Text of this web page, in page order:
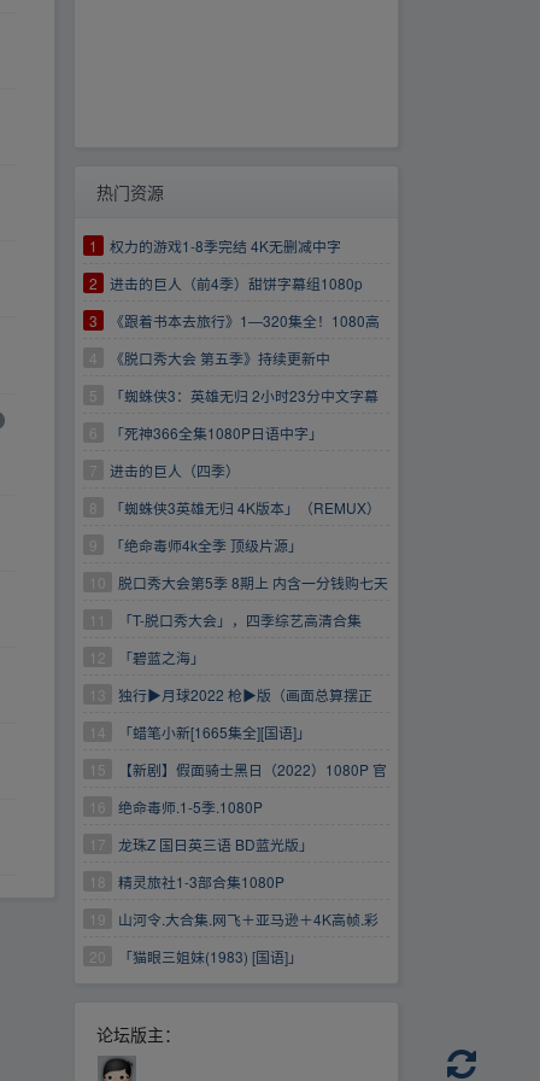
热门资源
1
权力的游戏1-8季完结 4K无删减中字
2
进击的巨人（前4季）甜饼字幕组1080p
3
《跟着书本去旅行》1—320集全！1080高
清画质！
4
《脱口秀大会 第五季》持续更新中
https://www.aliyundrive.com/s/EzCfXDfTXB7
5
「蜘蛛侠3：英雄无归 2小时23分中文字幕
版 18.5G」
6
「死神366全集1080P日语中字」
7
进击的巨人（四季）
8
「蜘蛛侠3英雄无归 4K版本」（REMUX）
9
「绝命毒师4k全季 顶级片源」
10
脱口秀大会第5季 8期上 内含一分钱购七天
云盘会员(限时速领）
https://www.aliyundrive.com/s/xi5mvfa2cmV 一
分钱购买七天阿里云盘普...会员(限时速领）
11
「T-脱口秀大会」，四季综艺高清合集
12
「碧蓝之海」
13
独行▶月球2022 枪▶版（画面总算摆正
了）
14
「蜡笔小新[1665集全][国语]」
15
【新剧】假面骑士黑日（2022）1080P 官
方中字 全10集
16
绝命毒师.1-5季.1080P
17
龙珠Z 国日英三语 BD蓝光版」
18
精灵旅社1-3部合集1080P
19
山河令.大合集.网飞＋亚马逊＋4K高帧.彩
蛋.演唱会.花絮.番外.预告.片花.油管特别三集.剧
20 「猫眼三姐妹(1983) [国语]」
论坛版主：